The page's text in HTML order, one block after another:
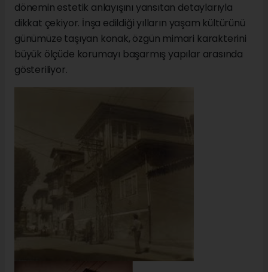
dönemin estetik anlayışını yansıtan detaylarıyla
dikkat çekiyor. İnşa edildiği yılların yaşam kültürünü
günümüze taşıyan konak, özgün mimari karakterini
büyük ölçüde korumayı başarmış yapılar arasında
gösteriliyor.